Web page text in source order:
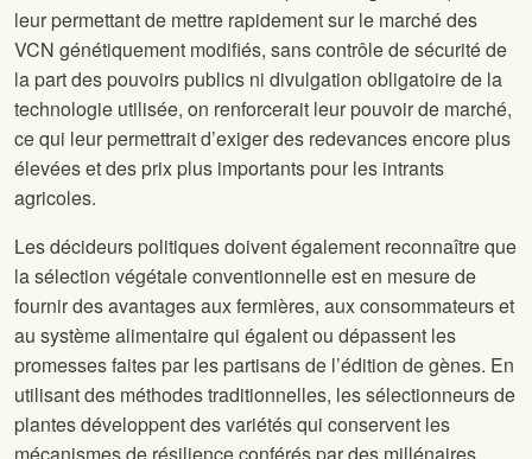
leur permettant de mettre rapidement sur le marché des
VCN génétiquement modifiés, sans contrôle de sécurité de
la part des pouvoirs publics ni divulgation obligatoire de la
technologie utilisée, on renforcerait leur pouvoir de marché,
ce qui leur permettrait d’exiger des redevances encore plus
élevées et des prix plus importants pour les intrants
agricoles.
Les décideurs politiques doivent également reconnaître que
la sélection végétale conventionnelle est en mesure de
fournir des avantages aux fermières, aux consommateurs et
au système alimentaire qui égalent ou dépassent les
promesses faites par les partisans de l’édition de gènes. En
utilisant des méthodes traditionnelles, les sélectionneurs de
plantes développent des variétés qui conservent les